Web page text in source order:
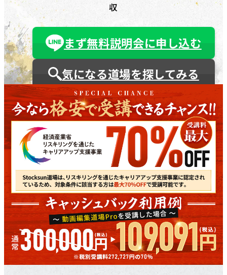
収
まず無料説明会に申し込む
気になる道場を探してみる